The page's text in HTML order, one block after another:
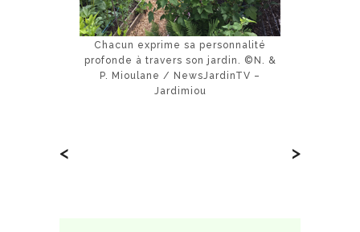
Chacun exprime sa personnalité
profonde à travers son jardin. ©N. &
P. Mioulane / NewsJardinTV –
Jardimiou
< >